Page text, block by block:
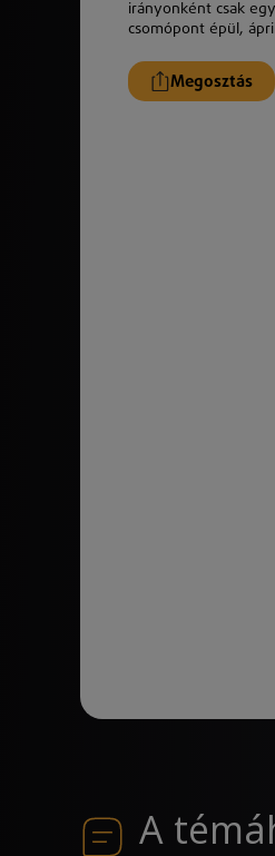
irányonként csak
csomópont épül,
Megosztás
A